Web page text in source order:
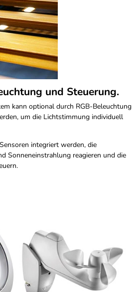
und Steuerung.
kann optional durch RGB-Beleuchtung
um die Lichtstimmung individuell
integriert werden, die
Sonneneinstrahlung reagieren und die